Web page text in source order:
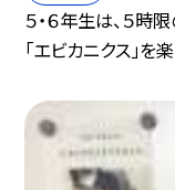
５・６年生は、５時
「エビカニクス」を